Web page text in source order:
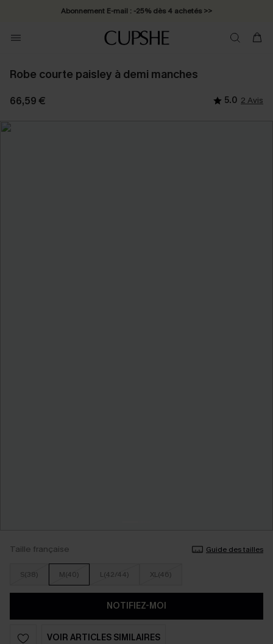
Abonnement E-mail : -25% dès 4 achetés >>
Robe courte paisley à demi manches
66,59 € 5.0 2 Avis
Taille française Guide des tailles
S(38) M(40) L(42/44) XL(46)
NOTIFIEZ-MOI
VOIR ARTICLES SIMILAIRES